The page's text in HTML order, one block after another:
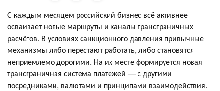
С каждым месяцем российский бизнес всё активнее
осваивает новые маршруты и каналы трансграничных
расчётов. В условиях санкционного давления привычные
механизмы либо перестают работать, либо становятся
неприемлемо дорогими. На их месте формируется новая
трансграничная система платежей — с другими
посредниками, валютами и принципами взаимодействия.